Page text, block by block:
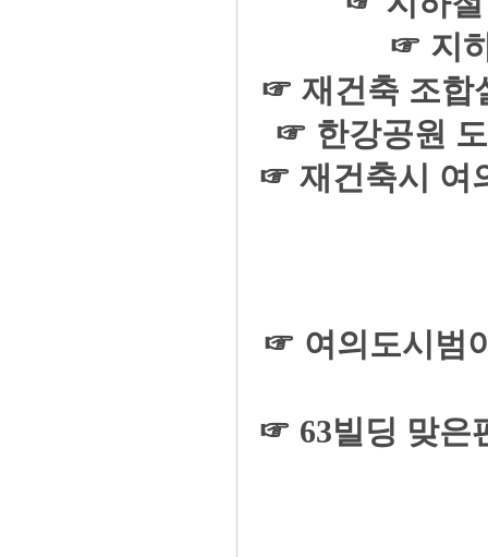
☞ 지
☞ 재건축 조합
☞ 한강공원
☞ 재건축시 여
☞ 여의도시범
☞ 63빌딩 맞은